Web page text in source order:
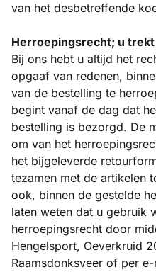
van het desbetreffende
Herroepingsrecht; u
Bij ons hebt u altijd het
opgaaf van redenen,
van de bestelling te
begint vanaf de dag dat
bestelling is bezorgd. De
om van het
het bijgeleverde
tezamen met de artikelen
ook, binnen de gestelde
laten weten dat u gebruik
herroepingsrecht door
Hengelsport, Oeverkruid
Raamsdonksveer of per